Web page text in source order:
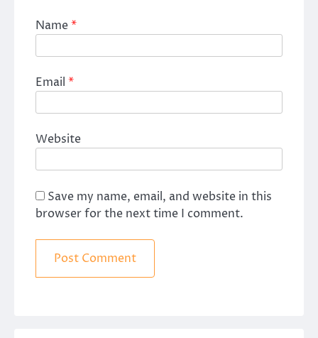
Name*
Email *
Website
Save my name, email, and website in this
browser for the next time I comment.